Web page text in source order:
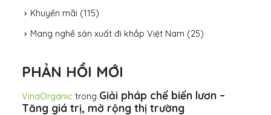
Khuyến mãi (115)
Mang nghề sản xuất đi khắp Việt Nam (25)
PHẢN HỒI MỚI
VinaOrganic trong Giải pháp chế biến lươn –
Tăng giá trị, mở rộng thị trường